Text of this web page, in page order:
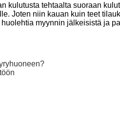
kulutusta tehtaalta suoraan
Joten niin kauan kuin teet
myynnin jälkeisistä ja